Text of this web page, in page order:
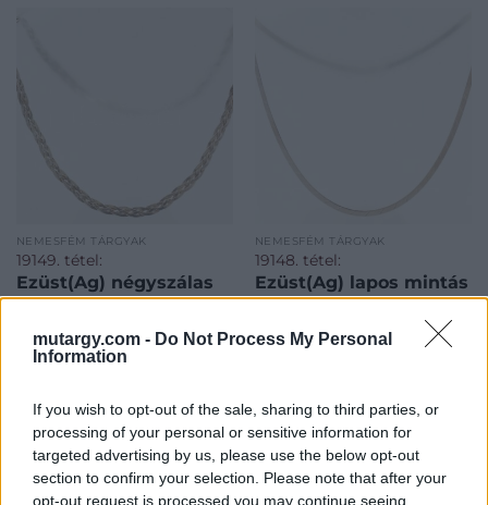
mutargy.com - Do Not Process My Personal
Information
If you wish to opt-out of the sale, sharing to third parties, or
processing of your personal or sensitive information for
targeted advertising by us, please use the below opt-out
section to confirm your selection. Please note that after your
opt-out request is processed you may continue seeing
NEMESFÉM TÁRGYAK
19149. tétel:
Ezüst(Ag) négyszálas
fonott nyaklánc, jelzett,
nyaklánc, jelzett, h: 50 cm,
nettó: 10,9 g<a
href="https://www.darabanth.com/hu/gyorsarveres/421/
disztargyak-ekszerek-
dragakovek/Nemesfem-
Kikiáltási ár: 4 000
Aukció:
421. Online auction
NEMESFÉM TÁRGYAK
19148. tétel:
Ezüst(Ag) lapos mintás
kígyó nyaklánc, jelzett,
h: 45,5 cm, nettó: 7,1 g
kígyó nyaklánc, jelzett, h:
45,5 cm, nettó: 7,1 g<a
href="https://
disztargyak-ekszerek-
dragakovek/Nemesfem-
Kikiáltási ár: 2 800
421. Online auction